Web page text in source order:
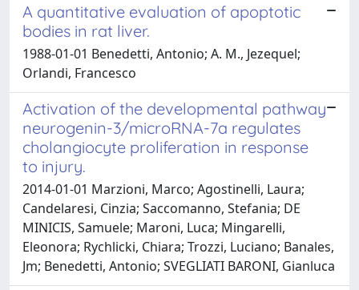
A quantitative evaluation of apoptotic
bodies in rat liver.
1988-01-01 Benedetti, Antonio; A. M., Jezequel;
Orlandi, Francesco
Activation of the developmental pathway
neurogenin-3/microRNA-7a regulates
cholangiocyte proliferation in response
to injury.
2014-01-01 Marzioni, Marco; Agostinelli, Laura;
Candelaresi, Cinzia; Saccomanno, Stefania; DE
MINICIS, Samuele; Maroni, Luca; Mingarelli,
Eleonora; Rychlicki, Chiara; Trozzi, Luciano; Banales,
Jm; Benedetti, Antonio; SVEGLIATI BARONI, Gianluca